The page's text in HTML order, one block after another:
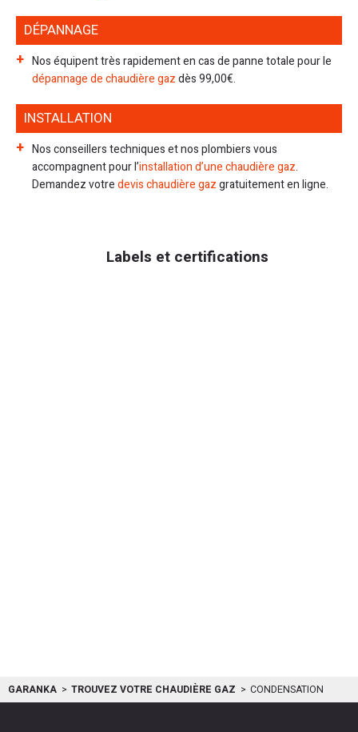
DÉPANNAGE
Nos équipent très rapidement en cas de panne totale pour le
dépannage de chaudière gazdès 99,00€.
INSTALLATION
Nos conseillers techniques et nos plombiers vous
accompagnent pour l’installation d’une chaudière gaz.
Demandez votredevis chaudière gazgratuitement en ligne.
Labels et certifications
GARANKA TROUVEZ VOTRE CHAUDIÈRE GAZ CONDENSATION